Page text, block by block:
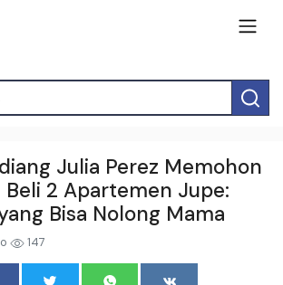
Julia Perez Memohon
Beli 2 Apartemen Jupe:
Bisa Nolong Mama
147